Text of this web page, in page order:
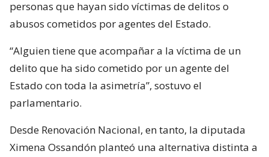
personas que hayan sido víctimas de delitos o
abusos cometidos por agentes del Estado.
“Alguien tiene que acompañar a la víctima de un
delito que ha sido cometido por un agente del
Estado con toda la asimetría”, sostuvo el
parlamentario.
Desde Renovación Nacional, en tanto, la diputada
Ximena Ossandón planteó una alternativa distinta a